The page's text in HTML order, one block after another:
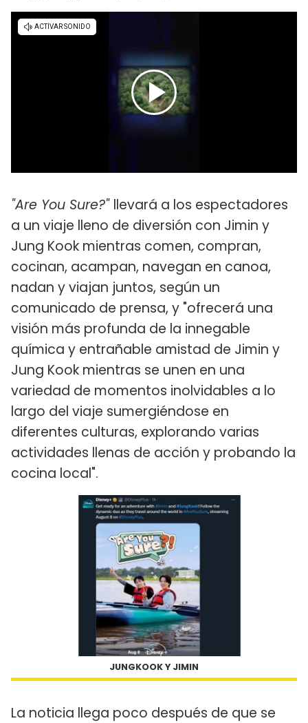
"Are You Sure?" llevará a los espectadores
a un viaje lleno de diversión con Jimin y
Jung Kook mientras comen, compran,
cocinan, acampan, navegan en canoa,
nadan y viajan juntos, según un
comunicado de prensa, y "ofrecerá una
visión más profunda de la innegable
química y entrañable amistad de Jimin y
Jung Kook mientras se unen en una
variedad de momentos inolvidables a lo
largo del viaje sumergiéndose en
diferentes culturas, explorando varias
actividades llenas de acción y probando la
cocina local".
JUNGKOOK Y JIMIN
La noticia llega poco después de que se